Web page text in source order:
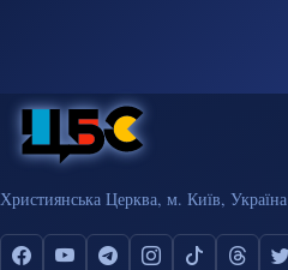
Християнська Церква, м. Київ, Україна